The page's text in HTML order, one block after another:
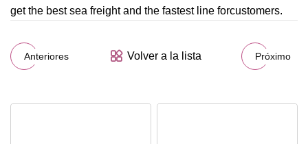
get the best sea freight and the fastest line forcustomers.
Anteriores Volver a la lista Próximo